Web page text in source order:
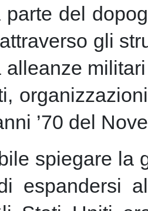
del
gli
alleanze
’70 del
spiegare la
espandersi